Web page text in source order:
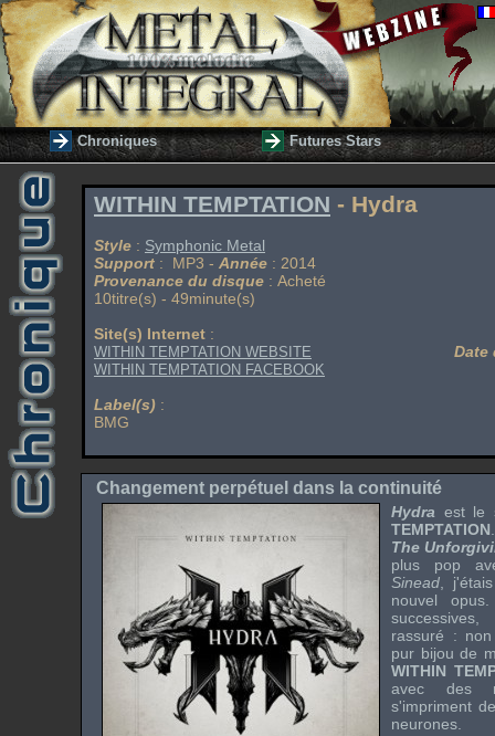
Chroniques Futures Stars
WITHIN TEMPTATION - Hydra
Style : Symphonic Metal
Support : MP3 - Année : 2014
Provenance du disque : Acheté
10titre(s) - 49minute(s)
Site(s) Internet :
WITHIN TEMPTATION WEBSITE
WITHIN TEMPTATION FACEBOOK
Label(s) :
BMG
Date
Changement perpétuel dans la continuité
Hydra est le
TEMPTATION
The
plus pop
Sinead ,
nouvel
rassuré :
pur bijou de
WITHIN
avec des
s'impriment
neurones.